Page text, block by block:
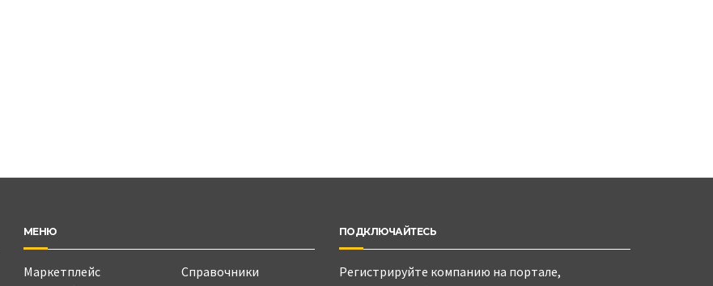
МЕНЮ
Маркетплейс
Справочники
ПОДКЛЮЧАЙТЕСЬ
Регистрируйте компанию на портале,